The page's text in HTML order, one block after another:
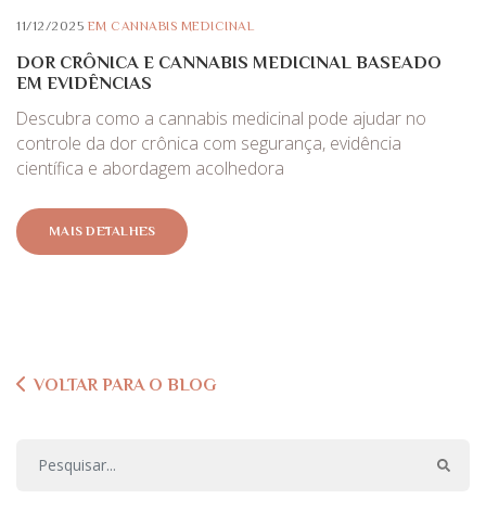
11/12/2025 EM CANNABIS MEDICINAL
DOR CRÔNICA E CANNABIS MEDICINAL BASEADO
EM EVIDÊNCIAS
Descubra como a cannabis medicinal pode ajudar no
controle da dor crônica com segurança, evidência
científica e abordagem acolhedora
MAIS DETALHES
VOLTAR PARA O BLOG